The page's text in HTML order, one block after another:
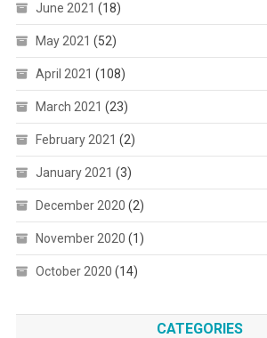
June 2021 (18)
May 2021 (52)
April 2021 (108)
March 2021 (23)
February 2021 (2)
January 2021 (3)
December 2020 (2)
November 2020 (1)
October 2020 (14)
CATEGORIES